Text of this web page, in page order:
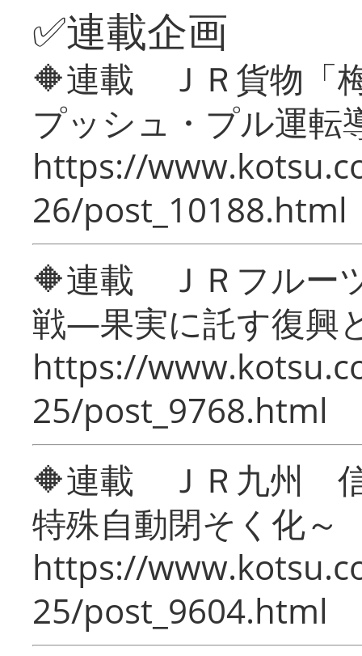
✅連載企画
🔶連載 ＪＲ貨物「
プッシュ・プル運転
https://
26/post_10188.html
🔶連載 ＪＲフルー
戦―果実に託す復興
https://
25/post_9768.html
🔶連載 ＪＲ九州 信
特殊自動閉そく化～
https://
25/post_9604.html